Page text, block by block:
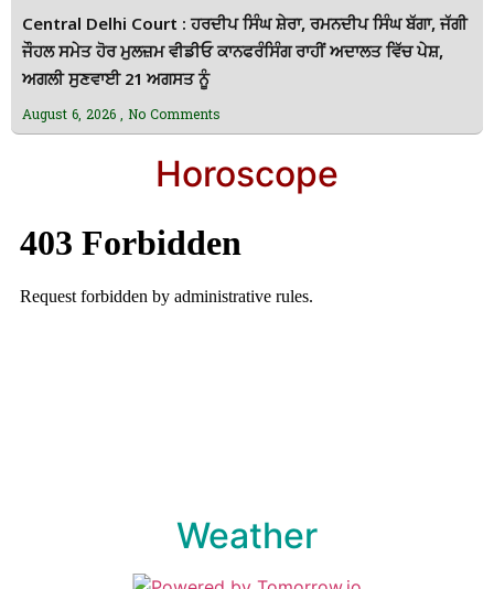
Central Delhi Court : ਹਰਦੀਪ ਸਿੰਘ ਸ਼ੇਰਾ, ਰਮਨਦੀਪ ਸਿੰਘ ਬੱਗਾ, ਜੱਗੀ
ਜੌਹਲ ਸਮੇਤ ਹੋਰ ਮੁਲਜ਼ਮ ਵੀਡੀਓ ਕਾਨਫਰੰਸਿੰਗ ਰਾਹੀਂ ਅਦਾਲਤ ਵਿੱਚ ਪੇਸ਼,
ਅਗਲੀ ਸੁਣਵਾਈ 21 ਅਗਸਤ ਨੂੰ
August 6, 2026 No Comments
Horoscope
Weather